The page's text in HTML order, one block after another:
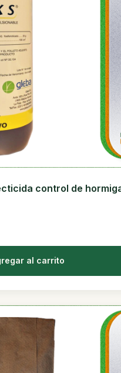
control de
al carrito